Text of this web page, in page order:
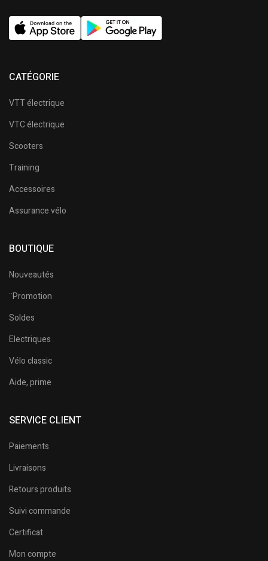
CATÉGORIE
VTT électrique
VTC électrique
Scooters
Training
Accessoires
Assurance vélo
BOUTIQUE
Nouveautés
¨Promotion
Soldes
Electriques
Vélo classic
Aide, prime
SERVICE CLIENT
Paiements
Livraisons
Retours produits
Suivi commande
Certificat
Mon compte